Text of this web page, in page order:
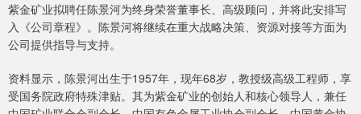
紫金矿业拟聘任陈景河为终身荣誉董事长、高级顾问，并将此安排写
入《公司章程》。陈景河将继续在重大战略决策、资源对接等方面为
公司提供指导与支持。
资料显示，陈景河出生于1957年，现年68岁，教授级高级工程师，享
受国务院政府特殊津贴。其为紫金矿业的创始人和核心领导人，兼任